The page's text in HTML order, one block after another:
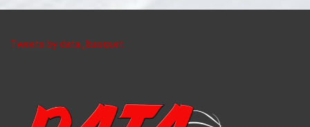
Tweets by data_basquet